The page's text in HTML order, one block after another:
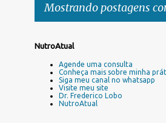
Mostrando postagens
P
NutroAtual
Agende uma consulta
Conheça mais sobre minha
Siga meu canal no whatsapp
Visite meu site
Dr. Frederico Lobo
NutroAtual